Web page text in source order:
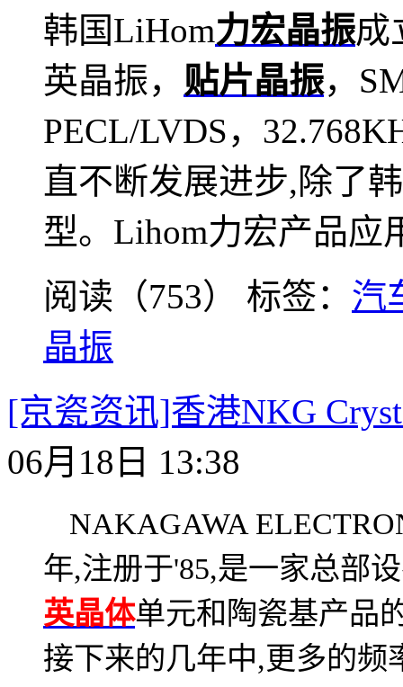
韩国LiHom力宏晶振成
英晶振， 贴片晶振，
PECL/LVDS，
直不断发展进步,除了
型。 Lihom力宏产品应
阅读（753） 标签： 汽
晶振
[京瓷资讯]香港NKG
06月18日 13:38
NAKAGAWA
年,注册于'85,是一家总部
英晶体单元和陶瓷基产品
接下来的几年中,更多的频